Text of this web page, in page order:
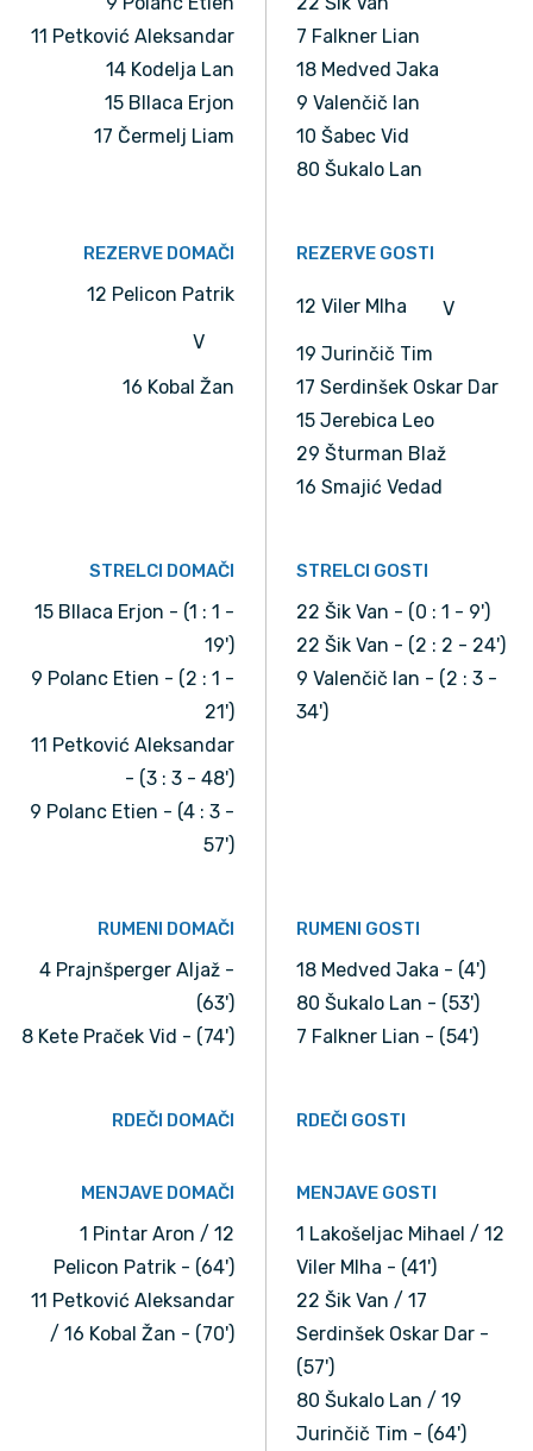
11 Petković Aleksandar
14 Kodelja Lan
15 Bllaca Erjon
17 Čermelj Liam
7 Falkner Lian
18 Medved Jaka
9 Valenčič Ian
10 Šabec Vid
80 Šukalo Lan
REZERVE DOMAČI
12 Pelicon Patrik
V
16 Kobal Žan
REZERVE GOSTI
12 Viler MIha V
19 Jurinčič Tim
17 Serdinšek Oskar Dar
15 Jerebica Leo
29 Šturman Blaž
16 Smajić Vedad
STRELCI DOMAČI
15 Bllaca Erjon - (1 : 1 -
19')
9 Polanc Etien - (2 : 1 -
21')
11 Petković Aleksandar
- (3 : 3 - 48')
9 Polanc Etien - (4 : 3 -
57')
STRELCI GOSTI
22 Šik Van - (0 : 1 - 9')
22 Šik Van - (2 : 2 - 24')
9 Valenčič Ian - (2 : 3 -
34')
RUMENI DOMAČI
4 Prajnšperger Aljaž -
(63')
8 Kete Praček Vid - (74')
RUMENI GOSTI
18 Medved Jaka - (4')
80 Šukalo Lan - (53')
7 Falkner Lian - (54')
RDEČI DOMAČI RDEČI GOSTI
MENJAVE DOMAČI
1 Pintar Aron / 12
Pelicon Patrik - (64')
11 Petković Aleksandar
/ 16 Kobal Žan - (70')
MENJAVE GOSTI
1 Lakošeljac Mihael / 12
Viler MIha - (41')
22 Šik Van / 17
Serdinšek Oskar Dar -
(57')
80 Šukalo Lan / 19
Jurinčič Tim - (64')